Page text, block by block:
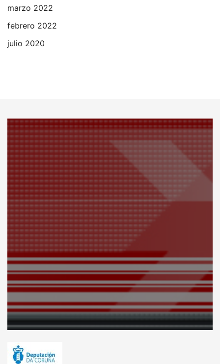
marzo 2022
febrero 2022
julio 2020